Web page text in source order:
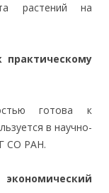
растений на
практическому
готова к
в научно-
СО РАН.